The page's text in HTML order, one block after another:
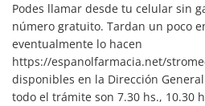
Podes llamar desde tu celular sin
número gratuito. Tardan un poco
eventualmente lo hacen
https://espanolfarmacia.net/
disponibles en la Dirección
todo el trámite son 7.30 hs., 10.30